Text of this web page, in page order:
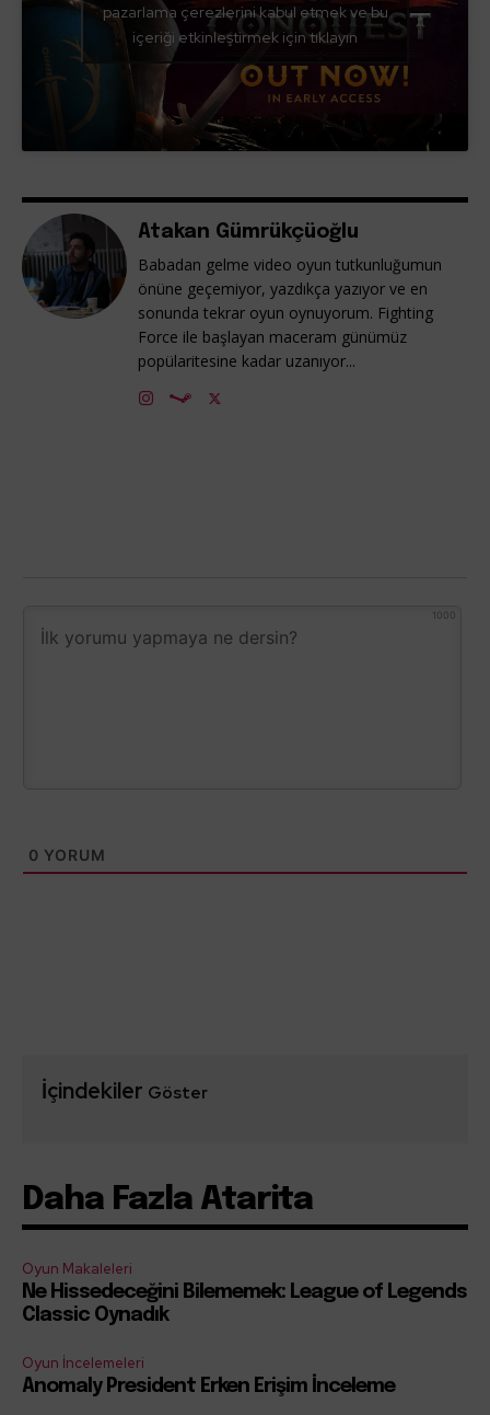
pazarlama çerezlerini kabul etmek ve bu
içeriği etkinleştirmek için tıklayın
Atakan Gümrükçüoğlu
Babadan gelme video oyun tutkunluğumun
önüne geçemiyor, yazdıkça yazıyor ve en
sonunda tekrar oyun oynuyorum. Fighting
Force ile başlayan maceram günümüz
popülaritesine kadar uzanıyor...
1000
0 YORUM
İçindekiler Göster
Daha Fazla Atarita
Oyun Makaleleri
Ne Hissedeceğini Bilememek: League of Legends
Classic Oynadık
Oyun İncelemeleri
Anomaly President Erken Erişim İnceleme